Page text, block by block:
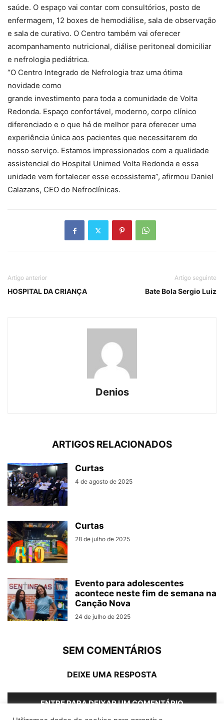
saúde. O espaço vai contar com consultórios, posto de
enfermagem, 12 boxes de hemodiálise, sala de observação
e sala de curativo. O Centro também vai oferecer
acompanhamento nutricional, diálise peritoneal domiciliar
e nefrologia pediátrica.
“O Centro Integrado de Nefrologia traz uma ótima
novidade como
grande investimento para toda a comunidade de Volta
Redonda. Espaço confortável, moderno, corpo clínico
diferenciado e o que há de melhor para oferecer uma
experiência única aos pacientes que necessitarem do
nosso serviço. Estamos impressionados com a qualidade
assistencial do Hospital Unimed Volta Redonda e essa
unidade vem fortalecer esse ecossistema”, afirmou Daniel
Calazans, CEO do Nefroclínicas.
Artigo anterior
HOSPITAL DA CRIANÇA
Artigo seguinte
Bate Bola Sergio Luiz
Denios
ARTIGOS RELACIONADOS
Curtas
4 de agosto de 2025
Curtas
28 de julho de 2025
Evento para adolescentes
acontece neste fim de semana na
Canção Nova
24 de julho de 2025
SEM COMENTÁRIOS
DEIXE UMA RESPOSTA
ENTRE PARA DEIXAR UM COMENTÁRIO